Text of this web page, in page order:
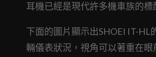
耳機已經是現代許多機車族的標
下面的圖片顯示出SHOEI IT-
輛儀表狀況，視角可以著重在